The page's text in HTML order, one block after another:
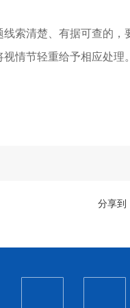
索清楚、有据可查的，
情节轻重给予相应处理。
分享到